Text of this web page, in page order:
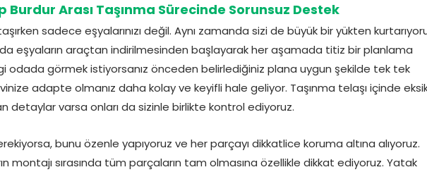
Burdur Arası Taşınma Sürecinde Sorunsuz Destek
sadece eşyalarınızı değil. Aynı zamanda sizi de büyük bir yükten
eşyaların araçtan indirilmesinden başlayarak her aşamada titiz bir planlama
odada görmek istiyorsanız önceden belirlediğiniz plana uygun şekilde tek tek
adapte olmanız daha kolay ve keyifli hale geliyor. Taşınma telaşı içinde
detaylar varsa onları da sizinle birlikte kontrol ediyoruz.
bunu özenle yapıyoruz ve her parçayı dikkatlice koruma altına alıyoruz.
montajı sırasında tüm parçaların tam olmasına özellikle dikkat ediyoruz. Yatak